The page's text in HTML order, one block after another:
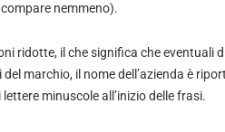
nemmeno).
ridotte, il che significa che eventuali
marchio, il nome dell’azienda è
minuscole all’inizio delle frasi.